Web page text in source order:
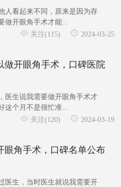
人看起来不同，原来是因为存
做开眼角手术才能...
关注(115)
2024-03-25
做开眼角手术，口碑医院
医生说我需要做开眼角手术才
这个月不是很忙准...
关注(120)
2024-03-19
眼角手术，口碑名单公布
医生，当时医生就说我需要开